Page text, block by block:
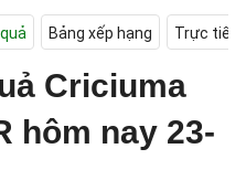
Bảng xếp hạng Trực tiếp
Criciuma
hôm nay 23-